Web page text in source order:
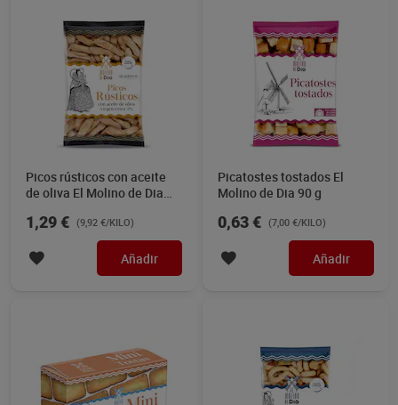
Picos rústicos con aceite
de oliva El Molino de Dia
1,29 € (9,92 €/KILO)
Añadir
Picatostes tostados El
Molino de Dia 90 g
0,63 € (7,00 €/KILO)
Añadir